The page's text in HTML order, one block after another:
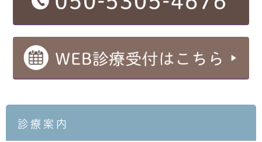
診療案内